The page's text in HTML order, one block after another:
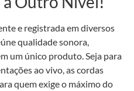
e registrada em diversos
qualidade sonora,
um único produto. Seja para
ao vivo, as cordas
quem exige o máximo do